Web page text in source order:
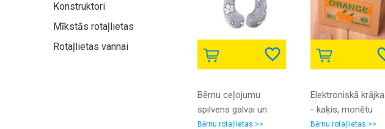
Konstruktori
Mīkstās rotaļlietas
Rotaļlietas vannai
Bērnu ceļojumu
spilvens galvai un
kaklam, piemērots
Bērnu rotaļlietas >>
Elektroniskā
- kaķis, monētu
zaglis, automātiskā
Bērnu rotaļlietas >>